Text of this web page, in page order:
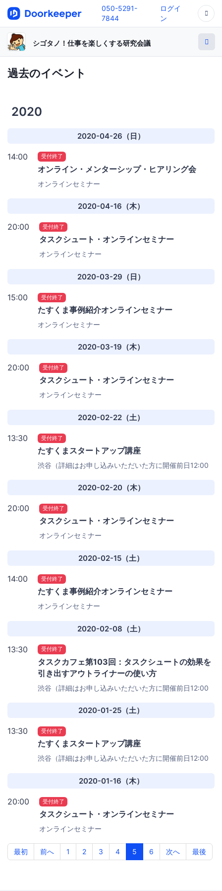
050-5291-
7844
ログイ
ン
シゴタノ！仕事を楽しくする研究会議
過去のイベント
2020
2020-04-26（日）
14:00 受付終了
オンライン・メンターシップ・ヒアリング会
オンラインセミナー
2020-04-16（木）
20:00 受付終了
タスクシュート・オンラインセミナー
オンラインセミナー
2020-03-29（日）
15:00 受付終了
たすくま事例紹介オンラインセミナー
オンラインセミナー
2020-03-19（木）
20:00 受付終了
タスクシュート・オンラインセミナー
オンラインセミナー
2020-02-22（土）
13:30 受付終了
たすくまスタートアップ講座
渋谷（詳細はお申し込みいただいた方に開催前日12:00
2020-02-20（木）
20:00 受付終了
タスクシュート・オンラインセミナー
オンラインセミナー
2020-02-15（土）
14:00 受付終了
たすくま事例紹介オンラインセミナー
オンラインセミナー
2020-02-08（土）
13:30 受付終了
タスクカフェ第103回：タスクシュートの効果を
引き出すアウトライナーの使い方
渋谷（詳細はお申し込みいただいた方に開催前日12:00
2020-01-25（土）
13:30 受付終了
たすくまスタートアップ講座
渋谷（詳細はお申し込みいただいた方に開催前日12:00
2020-01-16（木）
20:00 受付終了
タスクシュート・オンラインセミナー
オンラインセミナー
最初 前へ 1 2 3 4 5 6 次へ 最後